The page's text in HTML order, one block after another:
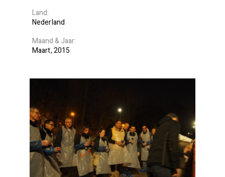
Land
Nederland
Maand
Jaar
Maart 2015